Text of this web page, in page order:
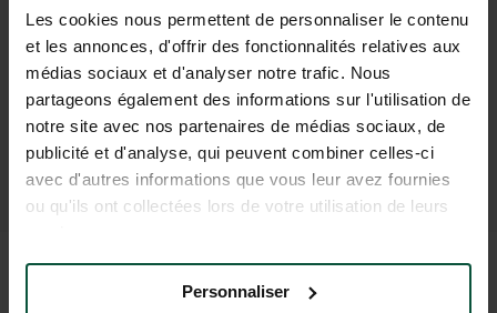
Les cookies nous permettent de personnaliser le contenu
et les annonces, d'offrir des fonctionnalités relatives aux
médias sociaux et d'analyser notre trafic. Nous
partageons également des informations sur l'utilisation de
notre site avec nos partenaires de médias sociaux, de
publicité et d'analyse, qui peuvent combiner celles-ci
avec d'autres informations que vous leur avez fournies
ou qu'ils ont collectées lors de votre utilisation de leurs
Personnaliser
L’area di balneazione con unapiscina
coperta riscaldatae unapiscina
esterna.
Ifamosi vignetia pochi passi:
Condrieu, Côte-Rôtie, Saint-Joseph